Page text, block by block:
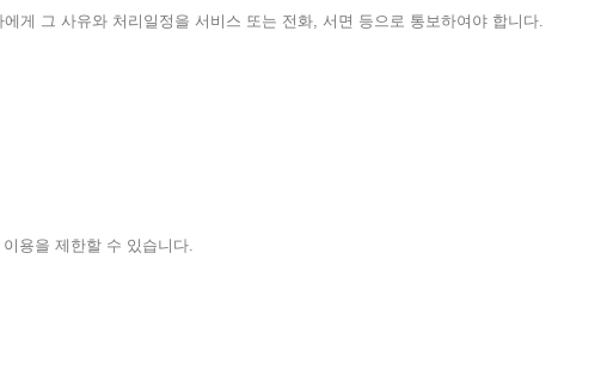
게 그 사유와 처리일정을 서비스 또는 전화, 서면 등으로 통보하여야 합니다.
용을 제한할 수 있습니다.